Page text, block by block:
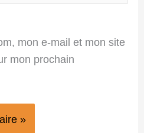
mon e-mail et mon site
mon prochain